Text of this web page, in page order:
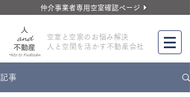
仲介事業者専用空室確認ページ
​空室と空家のお悩み解決
人と空間を活かす不動産会社
記事